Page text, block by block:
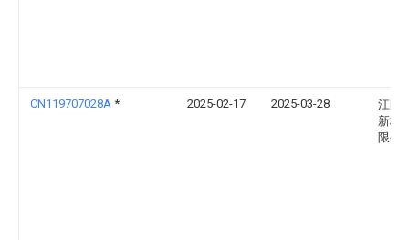
CN119707028A * 2025-02-17 2025-03-28
江阴
新材
限公